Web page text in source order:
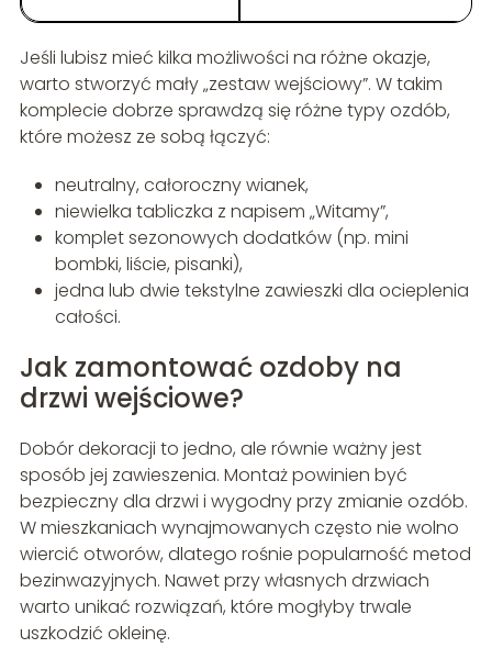
Jeśli lubisz mieć kilka możliwości na różne okazje,
warto stworzyć mały „zestaw wejściowy”. W takim
komplecie dobrze sprawdzą się różne typy ozdób,
które możesz ze sobą łączyć:
neutralny, całoroczny wianek,
niewielka tabliczka z napisem „Witamy”,
komplet sezonowych dodatków (np. mini
bombki, liście, pisanki),
jedna lub dwie tekstylne zawieszki dla ocieplenia
całości.
Jak zamontować ozdoby na
drzwi wejściowe?
Dobór dekoracji to jedno, ale równie ważny jest
sposób jej zawieszenia. Montaż powinien być
bezpieczny dla drzwi i wygodny przy zmianie ozdób.
W mieszkaniach wynajmowanych często nie wolno
wiercić otworów, dlatego rośnie popularność metod
bezinwazyjnych. Nawet przy własnych drzwiach
warto unikać rozwiązań, które mogłyby trwale
uszkodzić okleinę.